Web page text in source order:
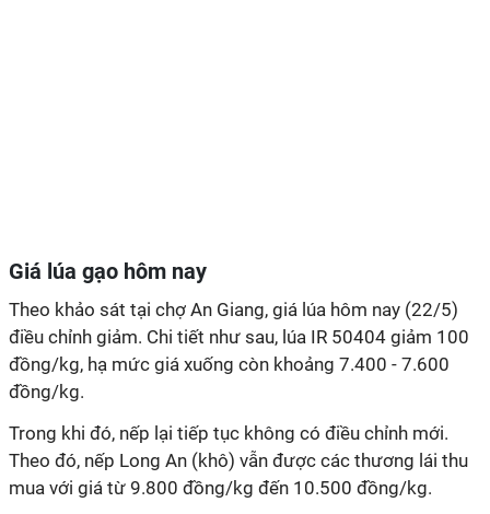
Giá lúa gạo hôm nay
Theo khảo sát tại chợ An Giang, giá lúa hôm nay (22/5)
điều chỉnh giảm. Chi tiết như sau, lúa IR 50404 giảm 100
đồng/kg, hạ mức giá xuống còn khoảng 7.400 - 7.600
đồng/kg.
Trong khi đó, nếp lại tiếp tục không có điều chỉnh mới.
Theo đó, nếp Long An (khô) vẫn được các thương lái thu
mua với giá từ 9.800 đồng/kg đến 10.500 đồng/kg.